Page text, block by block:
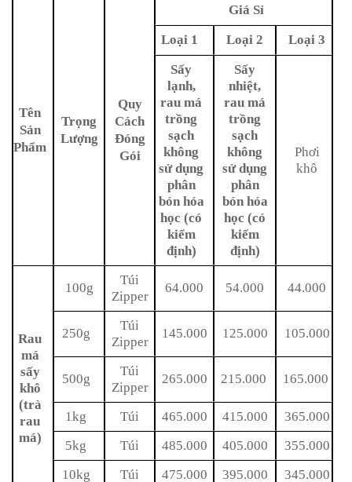
Tên
Sản
Phẩm
Trọng
Lượng
Quy
Cách
Đóng
Gói
Giá Sỉ
Loại 1
Loại 2
Loại 3
Sấy
lạnh,
rau má
trồng
sạch
không
sử dụng
phân
bón hóa
học(có
kiểm
định)
Sấy
nhiệt,
rau má
trồng
sạch
không
sử dụng
phân
bón hóa
học (có
kiểm
định)
Phơi
khô
Rau
má
sấy
khô
(trà
rau
má)
100g
Túi
Zipper
64.000 54.000 44.000
250g
Túi
Zipper
145.000 125.000 105.000
500g
Túi
Zipper
265.000 215.000 165.000
1kg Túi 465.000 415.000
365.000
5kg
Túi 485.000 405.000
355.000
10kg
Túi 475.000 395.000 345.000